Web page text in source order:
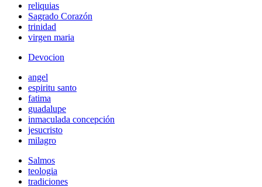
reliquias
Sagrado Corazón
trinidad
virgen maria
Devocion
angel
espiritu santo
fatima
guadalupe
inmaculada concepción
jesucristo
milagro
Salmos
teologia
tradiciones